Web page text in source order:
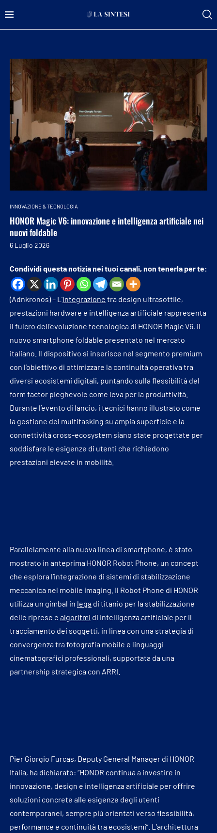
INNOVAZIONE & TECNOLOGIA
HONOR Magic V6: innovazione e intelligenza artificiale nei
nuovi foldable
6 Luglio 2026
Condividi questa notizia nei tuoi canali, non tenerla per te:
(Adnkronos) – L’integrazione tra design ultrasottile,
prestazioni hardware e intelligenza artificiale rappresenta
il fulcro dell’evoluzione tecnologica di HONOR Magic V6, il
nuovo smartphone foldable presentato nel mercato
italiano. Il dispositivo si inserisce nel segmento premium
con l’obiettivo di ottimizzare la continuità operativa tra
diversi ecosistemi digitali, puntando sulla flessibilità del
form factor pieghevole come leva per la produttività.
Durante l’evento di lancio, i tecnici hanno illustrato come
la gestione del multitasking su ampia superficie e la
connettività cross-ecosystem siano state progettate per
soddisfare le esigenze di utenti che richiedono
prestazioni elevate in mobilità.
Parallelamente alla nuova linea di smartphone, è stato
mostrato in anteprima HONOR Robot Phone, un concept
che esplora l’integrazione di sistemi di stabilizzazione
meccanica nel mobile imaging. Il Robot Phone di HONOR
utilizza un gimbal in lega di titanio per la stabilizzazione
delle riprese e algoritmi di intelligenza artificiale per il
tracciamento dei soggetti, in linea con una strategia di
convergenza tra fotografia mobile e linguaggi
cinematografici professionali, supportata da una
partnership strategica con ARRI.
Pier Giorgio Furcas, Deputy General Manager di HONOR
Italia, ha dichiarato: “HONOR continua a investire in
innovazione, design e intelligenza artificiale per offrire
soluzioni concrete alle esigenze degli utenti
contemporanei, sempre più orientati verso flessibilità,
performance e continuità tra ecosistemi”. L’architettura